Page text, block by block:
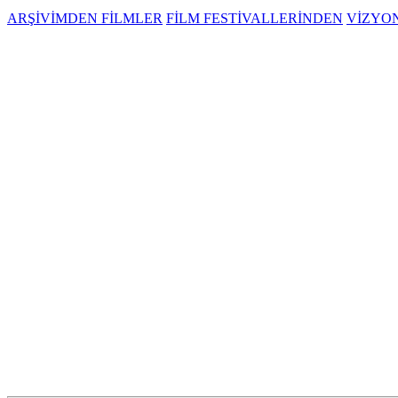
ARŞİVİMDEN FİLMLER FİLM FESTİVALLERİNDEN